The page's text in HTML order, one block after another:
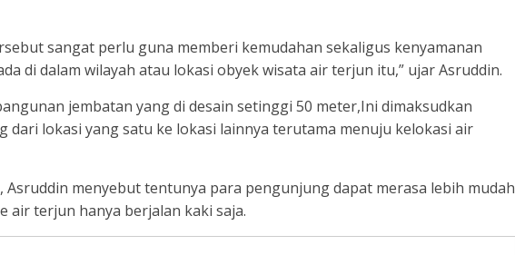
sangat perlu guna memberi kemudahan sekaligus kenyamanan
di dalam wilayah atau lokasi obyek wisata air terjun itu,” ujar Asruddin.
jembatan yang di desain setinggi 50 meter,Ini dimaksudkan
dari lokasi yang satu ke lokasi lainnya terutama menuju kelokasi air
Asruddin menyebut tentunya para pengunjung dapat merasa lebih mudah
air terjun hanya berjalan kaki saja.